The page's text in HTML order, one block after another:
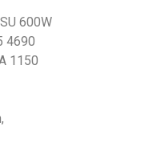
600W
4690
1150